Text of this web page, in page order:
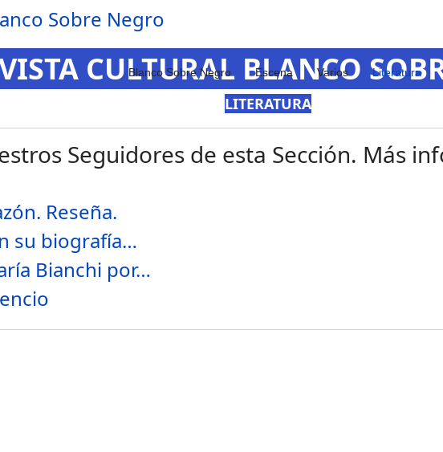
Blanco Sobre Negro Escena Varios Literatura
CULTURAL BLANCO
LITERATURA
Seguidores de esta Sección. Más
Reseña.
su biografía…
Bianchi por…